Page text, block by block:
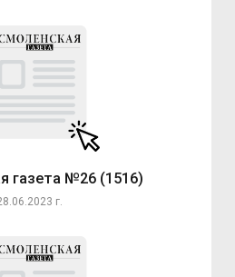
газета №26 (1516)
г.